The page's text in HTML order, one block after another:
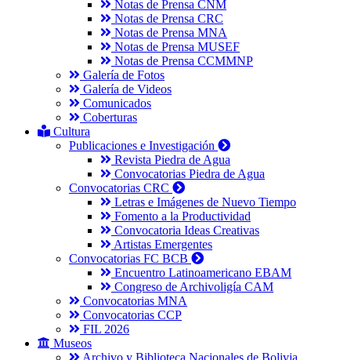
Notas de Prensa CNM
Notas de Prensa CRC
Notas de Prensa MNA
Notas de Prensa MUSEF
Notas de Prensa CCMMNP
Galería de Fotos
Galería de Videos
Comunicados
Coberturas
Cultura
Publicaciones e Investigación
Revista Piedra de Agua
Convocatorias Piedra de Agua
Convocatorias CRC
Letras e Imágenes de Nuevo Tiempo
Fomento a la Productividad
Convocatoria Ideas Creativas
Artistas Emergentes
Convocatorias FC BCB
Encuentro Latinoamericano EBAM
Congreso de Archivoligía CAM
Convocatorias MNA
Convocatorias CCP
FIL 2026
Museos
Archivo y Biblioteca Nacionales de Bolivia